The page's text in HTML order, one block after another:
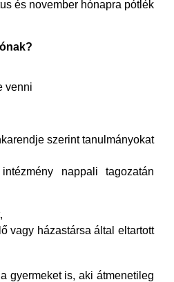
és november hónapra pótlék
venni
szerint tanulmányokat
nappali tagozatán
vagy házastársa által eltartott
gyermeket is, aki átmenetileg